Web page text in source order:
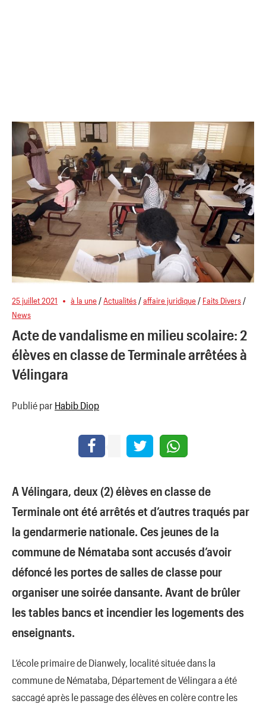
25 juillet 2021 à la une /Actualités /affaire juridique / Faits Divers /
News
​Acte de vandalisme en milieu scolaire: 2
élèves en classe de Terminale arrêtées à
Vélingara
Publié par Habib Diop
A Vélingara, deux (2) élèves en classe de
Terminale ont été arrêtés et d’autres traqués par
la gendarmerie nationale. Ces jeunes de la
commune de Némataba sont accusés d’avoir
défoncé les portes de salles de classe pour
organiser une soirée dansante. Avant de brûler
les tables bancs et incendier les logements des
enseignants.
L’école primaire de Dianwely, localité située dans la
commune de Némataba, Département de Vélingara a été
saccagé après le passage des élèves en colère contre les